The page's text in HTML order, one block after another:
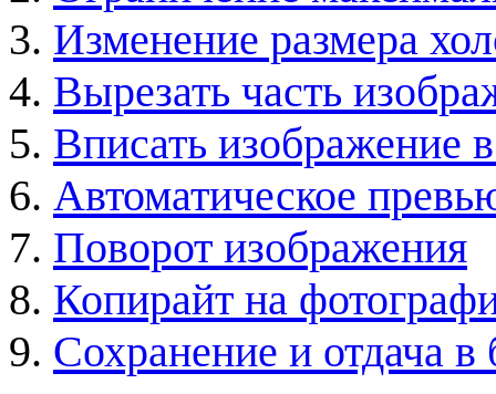
Изменение размера
Вырезать часть
Вписать изображение
Автоматическое
Поворот изображения
Копирайт на
Сохранение и отдача в